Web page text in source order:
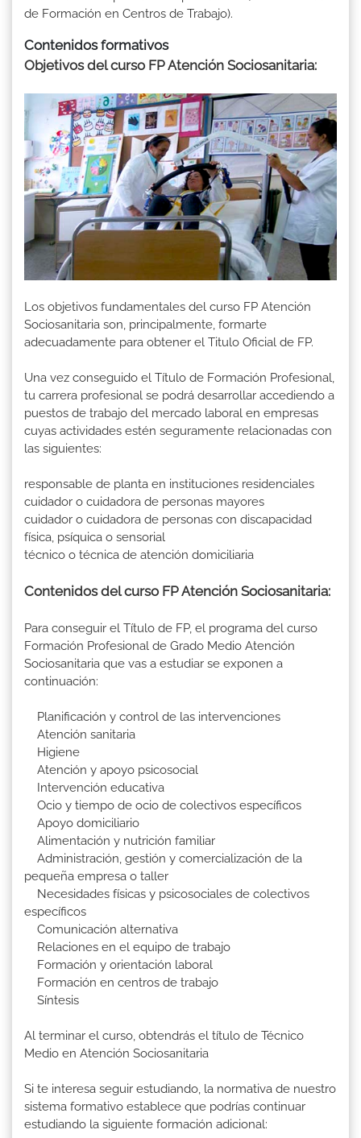
de Formación en Centros de Trabajo).
Contenidos formativos
Objetivos del curso FP Atención Sociosanitaria:
Los objetivos fundamentales del curso FP Atención
Sociosanitaria son, principalmente, formarte
adecuadamente para obtener el Titulo Oficial de FP.
Una vez conseguido el Título de Formación Profesional,
tu carrera profesional se podrá desarrollar accediendo a
puestos de trabajo del mercado laboral en empresas
cuyas actividades estén seguramente relacionadas con
las siguientes:
responsable de planta en instituciones residenciales
cuidador o cuidadora de personas mayores
cuidador o cuidadora de personas con discapacidad
física, psíquica o sensorial
técnico o técnica de atención domiciliaria
Contenidos del curso FP Atención Sociosanitaria:
Para conseguir el Título de FP, el programa del curso
Formación Profesional de Grado Medio Atención
Sociosanitaria que vas a estudiar se exponen a
continuación:
Planificación y control de las intervenciones
Atención sanitaria
Higiene
Atención y apoyo psicosocial
Intervención educativa
Ocio y tiempo de ocio de colectivos específicos
Apoyo domiciliario
Alimentación y nutrición familiar
Administración, gestión y comercialización de la
pequeña empresa o taller
Necesidades físicas y psicosociales de colectivos
específicos
Comunicación alternativa
Relaciones en el equipo de trabajo
Formación y orientación laboral
Formación en centros de trabajo
Síntesis
Al terminar el curso, obtendrás el título de Técnico
Medio en Atención Sociosanitaria
Si te interesa seguir estudiando, la normativa de nuestro
sistema formativo establece que podrías continuar
estudiando la siguiente formación adicional: